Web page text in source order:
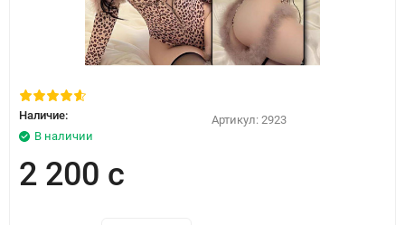
Наличие:
В наличии
Артикул: 2923
2 200 с